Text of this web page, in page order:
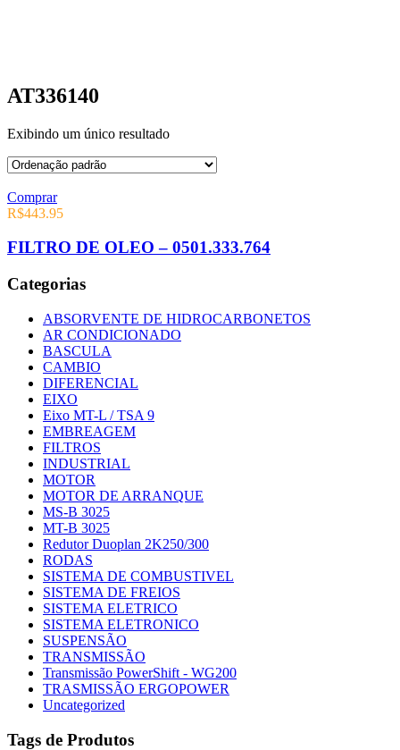
AT336140
Exibindo um único resultado
Comprar
R$443.95
FILTRO DE OLEO – 0501.333.764
Categorias
ABSORVENTE DE HIDROCARBONETOS
AR CONDICIONADO
BASCULA
CAMBIO
DIFERENCIAL
EIXO
Eixo MT-L / TSA 9
EMBREAGEM
FILTROS
INDUSTRIAL
MOTOR
MOTOR DE ARRANQUE
MS-B 3025
MT-B 3025
Redutor Duoplan 2K250/300
RODAS
SISTEMA DE COMBUSTIVEL
SISTEMA DE FREIOS
SISTEMA ELETRICO
SISTEMA ELETRONICO
SUSPENSÃO
TRANSMISSÃO
Transmissão PowerShift - WG200
TRASMISSÃO ERGOPOWER
Uncategorized
Tags de Produtos